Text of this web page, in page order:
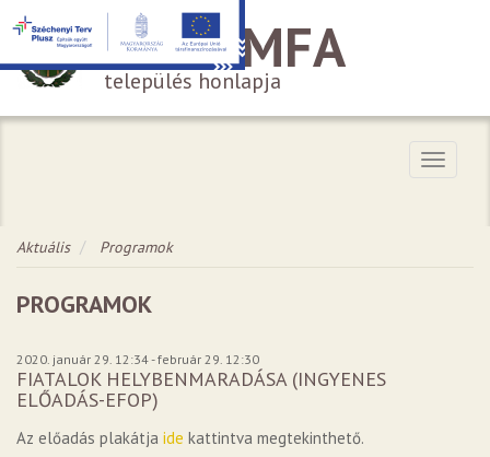
HÁROMFA
település honlapja
Menü
Aktuális Programok
PROGRAMOK
2020. január 29. 12:34 - február 29. 12:30
FIATALOK HELYBENMARADÁSA (INGYENES
ELŐADÁS-EFOP)
Az előadás plakátja ide kattintva megtekinthető.